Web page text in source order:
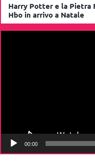
Harry Potter e la Pietra
Hbo in arrivo a Natale
00:00